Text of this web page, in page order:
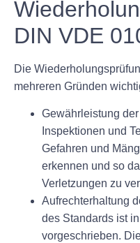
DIN VDE
Die
mehreren Gründen
Gewährleistung
Inspektionen und
Gefahren und
erkennen und so
Verletzungen zu
Aufrechterhaltung
des Standards ist
vorgeschrieben.